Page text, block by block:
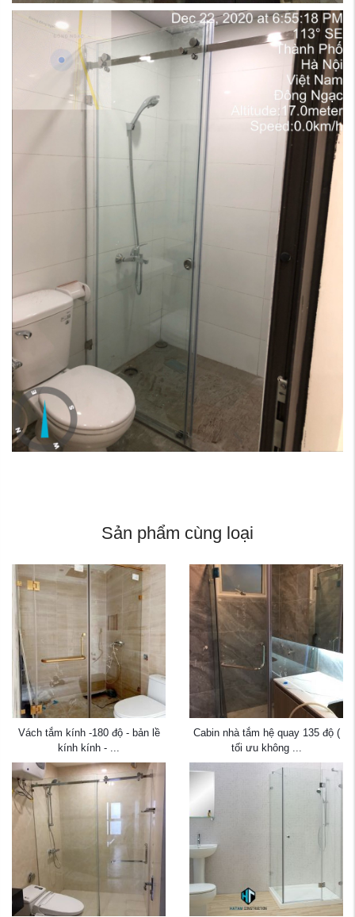
Sản phẩm cùng loại
Vách tắm kính -180 độ - bản lề
kính kính - ...
Cabin nhà tắm hệ quay 135 độ (
tối ưu không ...